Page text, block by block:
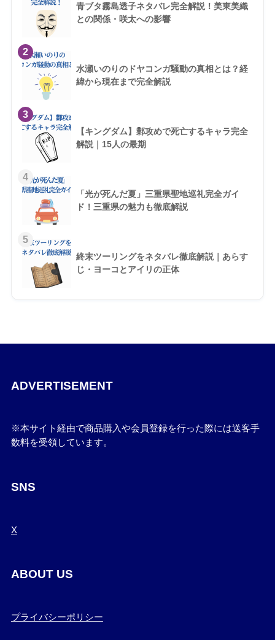
青ブタ霧島透子ネタバレ完全解説！美東美織
との関係・咲太への影響
2
水瀬いのりのドヤコンガ騒動の真相とは？経
緯から現在まで完全解説
3
【キングダム】鄴攻めで死亡するキャラ完全
解説｜15人の最期
4
「光が死んだ夏」三重県聖地巡礼完全ガイ
ド！三重県の魅力も徹底解説
5
終末ツーリングをネタバレ徹底解説｜あらす
じ・ヨーコとアイリの正体
ADVERTISEMENT
※本サイト経由で商品購入や会員登録を行った際には送客手
数料を受領しています。
SNS
X
ABOUT US
プライバシーポリシー